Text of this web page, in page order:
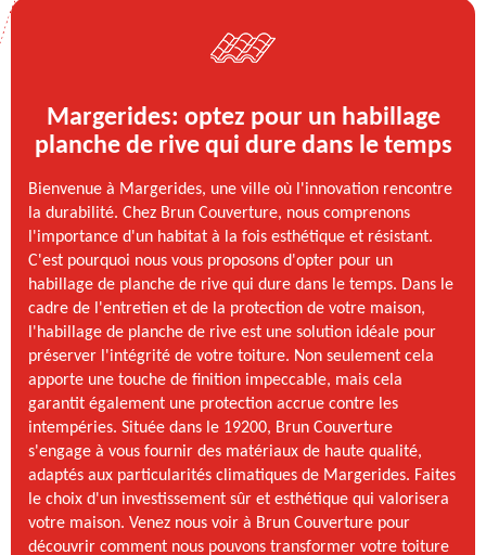
Margerides: optez pour un habillage
planche de rive qui dure dans le temps
Bienvenue à Margerides, une ville où l'innovation rencontre
la durabilité. Chez Brun Couverture, nous comprenons
l'importance d'un habitat à la fois esthétique et résistant.
C'est pourquoi nous vous proposons d'opter pour un
habillage de planche de rive qui dure dans le temps. Dans le
cadre de l'entretien et de la protection de votre maison,
l'habillage de planche de rive est une solution idéale pour
préserver l'intégrité de votre toiture. Non seulement cela
apporte une touche de finition impeccable, mais cela
garantit également une protection accrue contre les
intempéries. Située dans le 19200, Brun Couverture
s'engage à vous fournir des matériaux de haute qualité,
adaptés aux particularités climatiques de Margerides. Faites
le choix d'un investissement sûr et esthétique qui valorisera
votre maison. Venez nous voir à Brun Couverture pour
découvrir comment nous pouvons transformer votre toiture